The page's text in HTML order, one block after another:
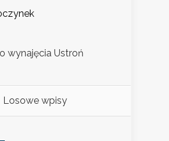
wynajęcia Ustroń
Losowe wpisy